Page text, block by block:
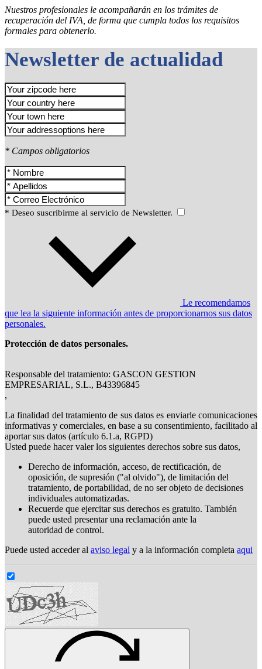
Nuestros profesionales le acompañarán en los trámites de
recuperación del IVA, de forma que cumpla todos los requisitos
formales para obtenerlo.
Newsletter de actualidad
* Campos obligatorios
* Deseo suscribirme al servicio de Newsletter.
Le recomendamos
que lea la siguiente información antes de proporcionarnos sus datos
personales.
Protección de datos personales.
Responsable del tratamiento: GASCON GESTION
EMPRESARIAL, S.L., B43396845
,
La finalidad del tratamiento de sus datos es enviarle comunicaciones
informativas y comerciales, en base a su consentimiento, facilitado al
aportar sus datos (artículo 6.1.a, RGPD)
Usted puede hacer valer los siguientes derechos sobre sus datos,
Derecho de información, acceso, de rectificación, de
oposición, de supresión ("al olvido"), de limitación del
tratamiento, de portabilidad, de no ser objeto de decisiones
individuales automatizadas.
Recuerde que ejercitar sus derechos es gratuito. También
puede usted presentar una reclamación ante la
autoridad de control.
Puede usted acceder al aviso legal y a la información completa aqui